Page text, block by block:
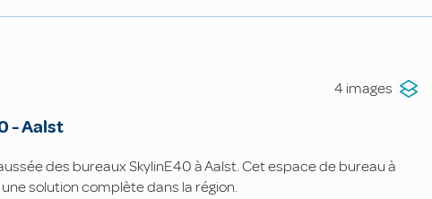
4 images
-Aalst
des bureaux SkylinE40 à Aalst. Cet espace de bureau à
solution complète dans la région.